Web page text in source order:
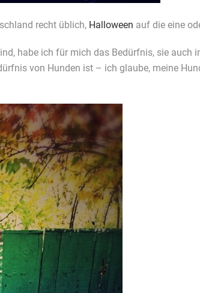
recht üblich, Halloween auf die eine
habe ich für mich das Bedürfnis, sie auch
von Hunden ist – ich glaube, meine